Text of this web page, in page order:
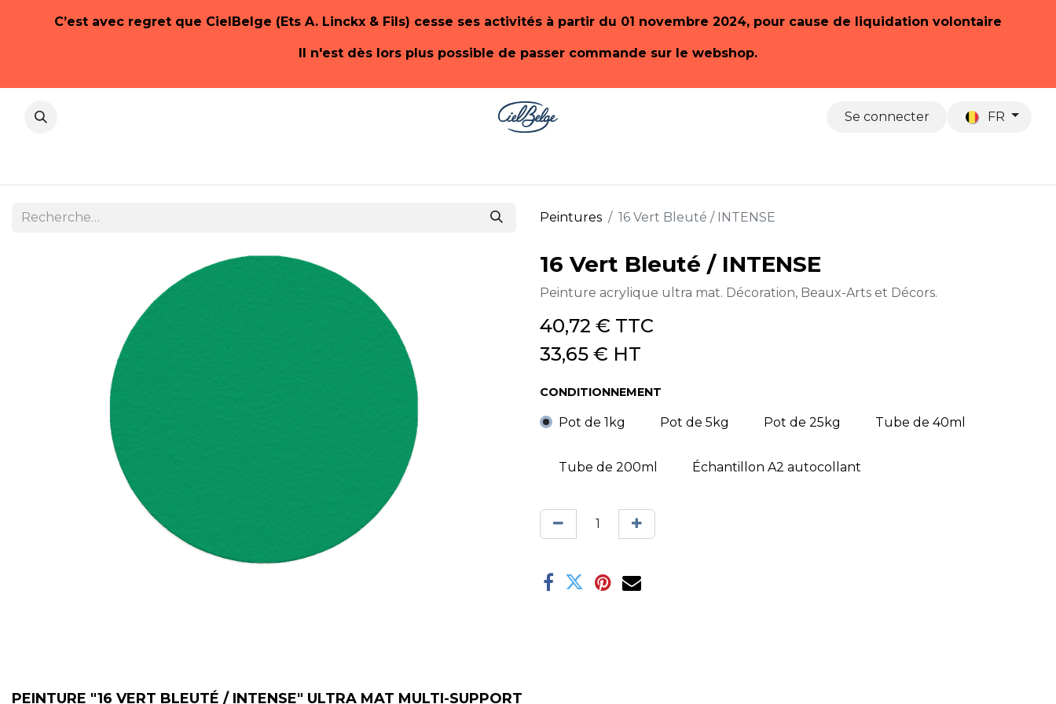
C’est avec regret que CielBelge (Ets A. Linckx & Fils) cesse ses activités à partir du 01 novembre 2024, pour cause de liquidation volontaire
Il n'est dès lors plus possible de passer commande sur le webshop.
Se connecter FR
Peintures 16 Vert Bleuté / INTENSE
16 Vert Bleuté / INTENSE
Peinture acrylique ultra mat. Décoration, Beaux-Arts et Décors.
40,72 € TTC
33,65 € HT
CONDITIONNEMENT
Pot de 1kg Pot de 5kg Pot de 25kg Tube de 40ml
Tube de 200ml Échantillon A2 autocollant
PEINTURE "16 VERT BLEUTÉ / INTENSE" ULTRA MAT MULTI-SUPPORT